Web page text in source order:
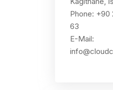
Phone: +90
63
E-Mail: